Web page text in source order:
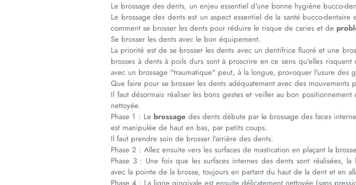
Le brossage des dents, un enjeu essentiel d'une bonne hygiène bucco-
Le brossage des dents est un aspect essentiel de la santé bucco-
comment se brosser les dents pour réduire le risque de caries et de
Se brosser les dents avec le bon équipement.
La priorité est de se brosser les dents avec un dentifrice fluoré et une
brosses à dents à poils durs sont à proscrire en ce sens qu'elles
avec un brossage "traumatique" peut, à la longue, provoquer l'usure des
Que faire pour se brosser les dents adéquatement avec des mouvements
Il faut désormais réaliser les bons gestes et veiller au bon
nettoyée.
Phase 1 : Le brossage des dents débute par le brossage des faces
est manipulée de haut en bas, par petits coups.
Il faut prendre soin de brosser l'arrière des dents.
Phase 2 : Allez ensuite vers les surfaces de mastication en plaçant la
Phase 3 : Une fois que les surfaces internes des dents sont réalisées,
avec la pointe de la brosse, toujours en partant du haut de la dent et en